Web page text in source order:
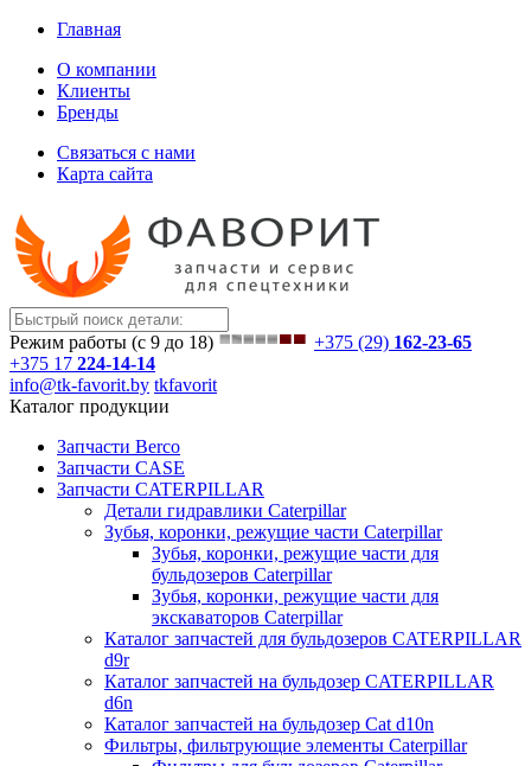
Главная
О компании
Клиенты
Бренды
Связаться с нами
Карта сайта
Режим работы (с 9 до 18) +375 (29) 162-23-65
+375 17 224-14-14
info@tk-favorit.by tkfavorit
Каталог продукции
Запчасти Berco
Запчасти CASE
Запчасти CATERPILLAR
Детали гидравлики Caterpillar
Зубья, коронки, режущие части Caterpillar
Зубья, коронки, режущие части для
бульдозеров Caterpillar
Зубья, коронки, режущие части для
экскаваторов Caterpillar
Каталог запчастей для бульдозеров CATERPILLAR
d9r
Каталог запчастей на бульдозер CATERPILLAR
d6n
Каталог запчастей на бульдозер Сat d10n
Фильтры, фильтрующие элементы Caterpillar